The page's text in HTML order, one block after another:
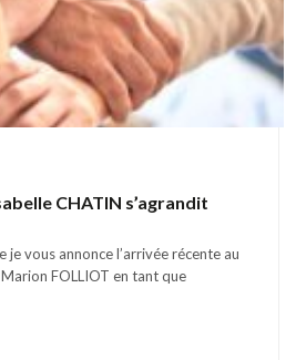
CHATIN s’agrandit
je vous annonce l’arrivée récente au
FOLLIOT en tant que